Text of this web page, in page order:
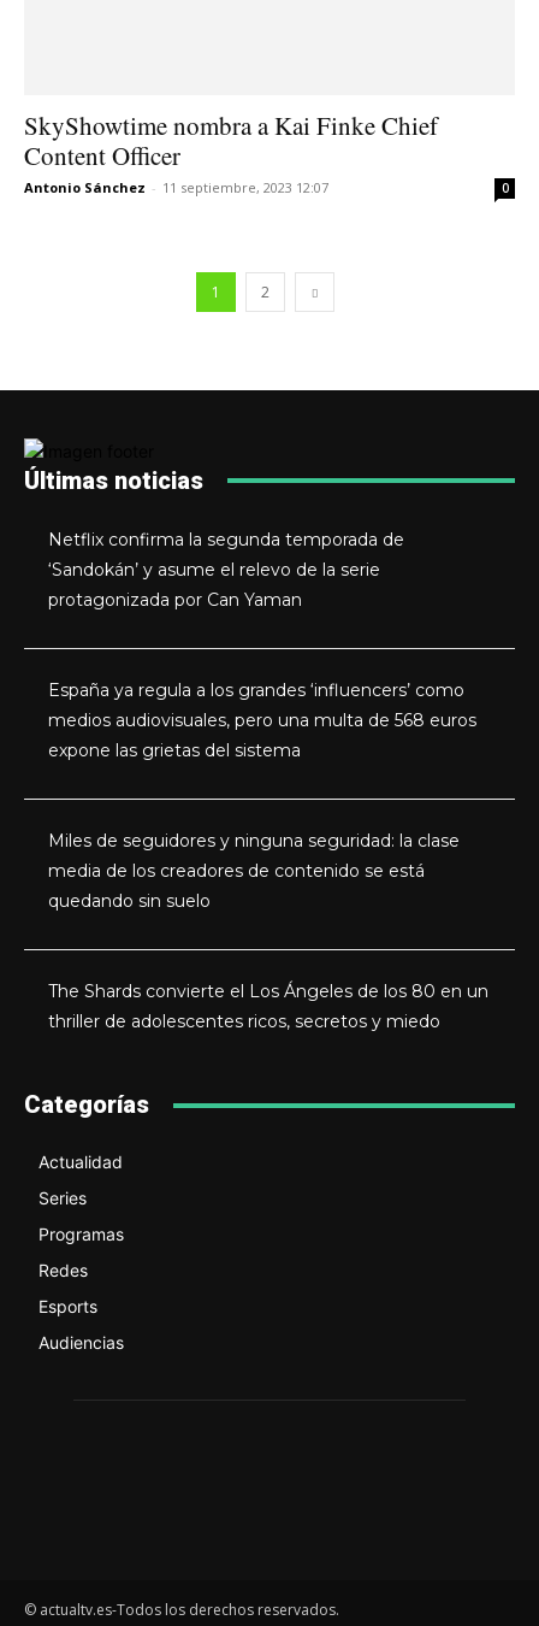
SkyShowtime nombra a Kai Finke Chief
Content Officer
Antonio Sánchez - 11 septiembre, 2023 12:07 0
1 2
Últimas noticias
Netflix confirma la segunda temporada de
‘Sandokán’ y asume el relevo de la serie
protagonizada por Can Yaman
España ya regula a los grandes ‘influencers’ como
medios audiovisuales, pero una multa de 568 euros
expone las grietas del sistema
Miles de seguidores y ninguna seguridad: la clase
media de los creadores de contenido se está
quedando sin suelo
The Shards convierte el Los Ángeles de los 80 en un
thriller de adolescentes ricos, secretos y miedo
Categorías
Actualidad
Series
Programas
Redes
Esports
Audiencias
© actualtv.es-Todos los derechos reservados.